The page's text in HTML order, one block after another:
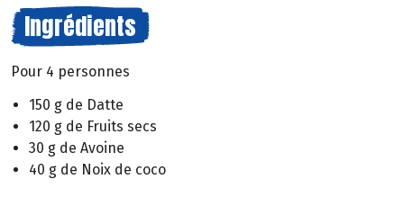
Ingrédients
Pour 4 personnes
150 g de Datte
120 g de Fruits secs
30 g de Avoine
40 g de Noix de coco